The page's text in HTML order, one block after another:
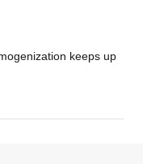
keeps up